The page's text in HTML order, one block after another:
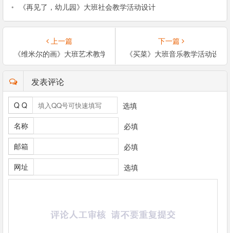
•
《再见了，幼儿园》大班社会教学活动设计
上一篇
《维米尔的画》大班艺术教学活动设计
下一篇
《买菜》大班音乐教学活动设计
发表评论
Q Q
选填
名称
必填
邮箱
必填
网址
选填